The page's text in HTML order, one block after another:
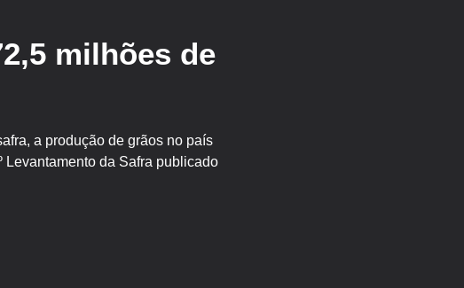
milhões de
a produção de grãos no país
da Safra publicado